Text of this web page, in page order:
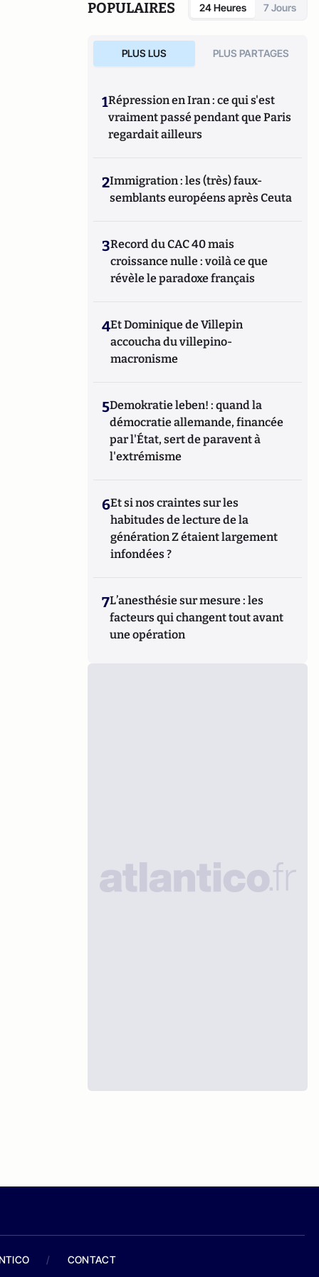
POPULAIRES 24 Heures 7 Jours
PLUS LUS PLUS PARTAGES
1Répression en Iran : ce qui s'est
vraiment passé pendant que Paris
regardait ailleurs
2Immigration : les (très) faux-
semblants européens après Ceuta
3Record du CAC 40 mais
croissance nulle : voilà ce que
révèle le paradoxe français
4Et Dominique de Villepin
accoucha du villepino-
macronisme
5Demokratie leben! : quand la
démocratie allemande, financée
par l'État, sert de paravent à
l'extrémisme
6Et si nos craintes sur les
habitudes de lecture de la
génération Z étaient largement
infondées ?
7L’anesthésie sur mesure : les
facteurs qui changent tout avant
une opération
/ CONTACT